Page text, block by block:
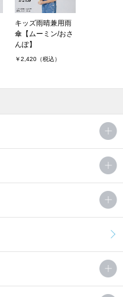
キッズ雨晴兼用雨
傘【ムーミン/おさ
んぽ】
￥2,420（税込）